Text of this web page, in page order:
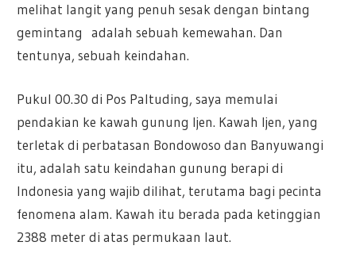
melihat langit yang penuh sesak dengan bintang
gemintang adalah sebuah kemewahan. Dan
tentunya, sebuah keindahan.
Pukul 00.30 di Pos Paltuding, saya memulai
pendakian ke kawah gunung Ijen. Kawah Ijen, yang
terletak di perbatasan Bondowoso dan Banyuwangi
itu, adalah satu keindahan gunung berapi di
Indonesia yang wajib dilihat, terutama bagi pecinta
fenomena alam. Kawah itu berada pada ketinggian
2388 meter di atas permukaan laut.